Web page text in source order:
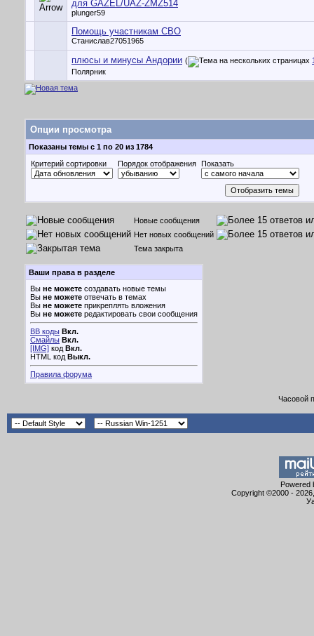
для GAZEL/UAZ-ZMZ514
plunger59
Помощь участникам СВО
Станислав27051965
плюсы и минусы Андории (
Полярник
Опции просмотра
Показаны темы с 1 по 20 из 1784
Критерий сортировки
Порядок отображения Показать
Новые сообщения
Нет новых сообщений
Тема закрыта
Ваши права в разделе
Вы не можете создавать новые темы
Вы не можете отвечать в темах
Вы не можете прикреплять вложения
Вы не можете редактировать свои сообщения
BB коды Вкл.
Смайлы Вкл.
[IMG] код Вкл.
HTML код Выкл.
Правила форума
Часовой
Powered
Copyright ©2000 -